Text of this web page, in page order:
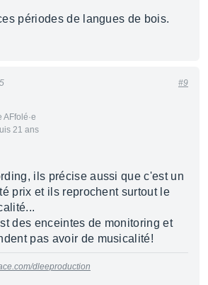
périodes de langues de bois.
AFfolé·e
21 ans
#9
ils précise aussi que c'est un
prix et ils reprochent surtout le
des enceintes de monitoring et
pas avoir de musicalité!
dleeproduction